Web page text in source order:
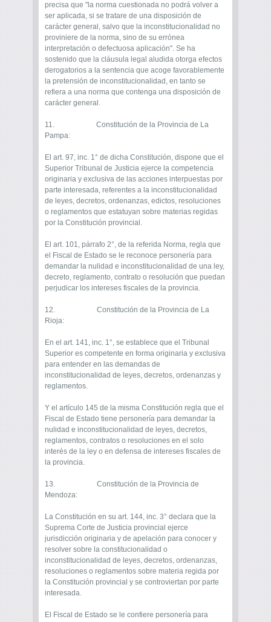
precisa que "la norma cuestionada no podrá volver a
ser aplicada, si se tratare de una disposición de
carácter general, salvo que la inconstitucionalidad no
proviniere de la norma, sino de su errónea
interpretación o defectuosa aplicación". Se ha
sostenido que la cláusula legal aludida otorga efectos
derogatorios a la sentencia que acoge favorablemente
la pretensión de inconstitucionalidad, en tanto se
refiera a una norma que contenga una disposición de
carácter general.
11. Constitución de la Provincia de La
Pampa:
El art. 97, inc. 1° de dicha Constitución, dispone que el
Superior Tribunal de Justicia ejerce la competencia
originaria y exclusiva de las acciones interpuestas por
parte interesada, referentes a la inconstitucionalidad
de leyes, decretos, ordenanzas, edictos, resoluciones
o reglamentos que estatuyan sobre materias regidas
por la Constitución provincial.
El art. 101, párrafo 2°, de la referida Norma, regla que
el Fiscal de Estado se le reconoce personería para
demandar la nulidad e inconstitucionalidad de una ley,
decreto, reglamento, contrato o resolución que puedan
perjudicar los intereses fiscales de la provincia.
12. Constitución de la Provincia de La
Rioja:
En el art. 141, inc. 1°, se establece que el Tribunal
Superior es competente en forma originaria y exclusiva
para entender en las demandas de
inconstitucionalidad de leyes, decretos, ordenanzas y
reglamentos.
Y el artículo 145 de la misma Constitución regla que el
Fiscal de Estado tiene personería para demandar la
nulidad e inconstitucionalidad de leyes, decretos,
reglamentos, contratos o resoluciones en el solo
interés de la ley o en defensa de intereses fiscales de
la provincia.
13. Constitución de la Provincia de
Mendoza:
La Constitución en su art. 144, inc. 3° declara que la
Suprema Corte de Justicia provincial ejerce
jurisdicción originaria y de apelación para conocer y
resolver sobre la constitucionalidad o
inconstitucionalidad de leyes, decretos, ordenanzas,
resoluciones o reglamentos sobre materia regida por
la Constitución provincial y se controviertan por parte
interesada.
El Fiscal de Estado se le confiere personería para